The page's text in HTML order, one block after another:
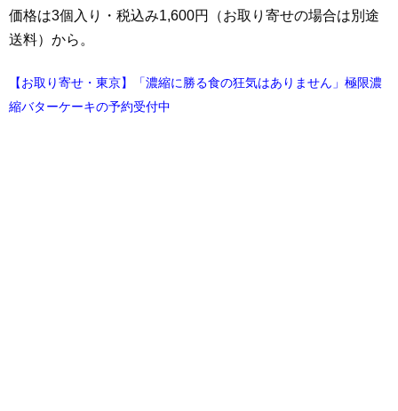
価格は3個入り・税込み1,600円（お取り寄せの場合は別途
送料）から。
【お取り寄せ・東京】「濃縮に勝る食の狂気はありません」極限濃
縮バターケーキの予約受付中